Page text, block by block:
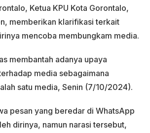
Ketua KPU Kota Gorontalo,
memberikan klarifikasi terkait
mencoba membungkam media.
membantah adanya upaya
media sebagaimana
satu media, Senin (7/10/2024).
pesan yang beredar di WhatsApp
dirinya, namun narasi tersebut,